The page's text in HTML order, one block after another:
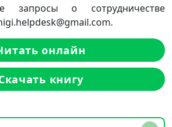
запросы о сотрудничестве
онлайн
книгу